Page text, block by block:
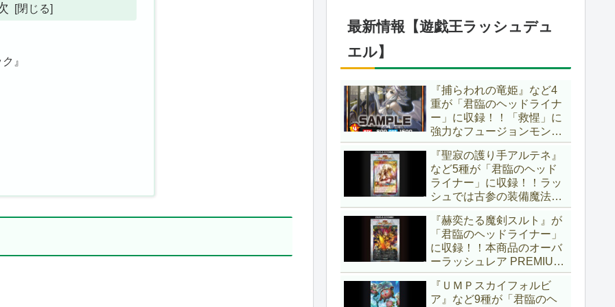
』
「エンディミオン」が選出
されています！！【遊戯王
最新情報【遊戯王ラッシュデュ
エル】
『捕らわれの竜姫』など4
重が「君臨のヘッドライナ
ー」に収録！！「救惺」に
強力なフュージョンモンス
ターとサポーターが登
場！！性能の高さはもちろ
ん、イラストから推察され
る背景ストーリーも興味深
い……。【遊戯王ラッシュ
デュエル】
『聖寂の護り手アルテネ』
など5種が「君臨のヘッド
ライナー」に収録！！ラッ
シュでは古参の装備魔法
『アルテネの加護』がテー
マ化！！3種のユニオンが
存在し、天使族では汎用的
なサポーターとなります
ね！！【遊戯王ラッシュデ
ュエル】
『赫奕たる魔剣スルト』が
「君臨のヘッドライナー」
に収録！！本商品のオーバ
ーラッシュレア PREMIUM
BLACK Ver.枠！！初の下級
モンスターで、「ヘルシ
ィ」と相性抜群なバウンス
『ＵＭＰスカイフォルビ
ア』など9種が「君臨のヘ